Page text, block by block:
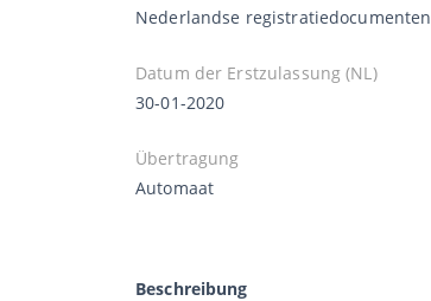
Nederlandse registratiedocumenten
Datum der Erstzulassung (NL)
30-01-2020
Übertragung
Automaat
Beschreibung